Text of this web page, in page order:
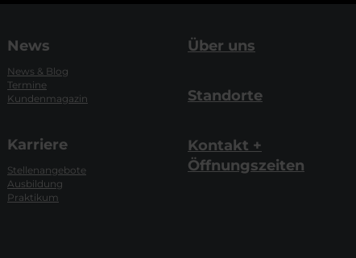
News
News & Blog
Termine
Kundenmagazin
Karriere
Stellenangebote
Ausbildung
Praktikum
Über uns
Standorte
Kontakt +
Öffnungszeiten